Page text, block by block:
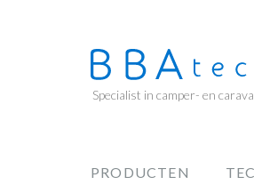
Specialist in camper- en
PRODUCTEN